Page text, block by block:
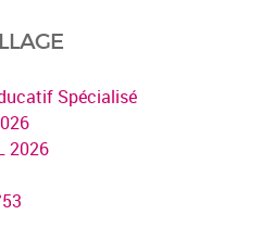
Spécialisé
2026